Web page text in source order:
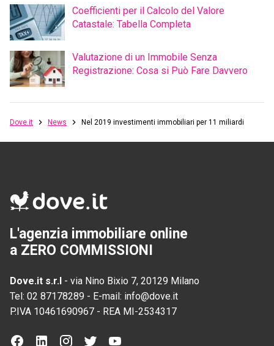
Coefficienti per il Calcolo del Valore
Catastale: Tabella Completa
Valutazione di un Immobile Senza
Registrazione: Cosa si Può Fare Davvero
Dove.it News Nel 2019 investimenti immobiliari per 11 miliardi
L'agenzia immobiliare online
a ZERO COMMISSIONI
Dove.it s.r.l - via Nino Bixio 7, 20129 Milano
Tel: 02 87178289 - E-mail: info@dove.it
P.IVA 10461690967 - REA MI-2534317